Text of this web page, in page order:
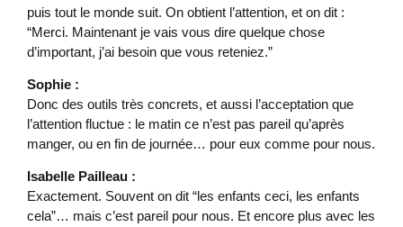
puis tout le monde suit. On obtient l’attention, et on dit :
“Merci. Maintenant je vais vous dire quelque chose
d’important, j’ai besoin que vous reteniez.”
Sophie :
Donc des outils très concrets, et aussi l’acceptation que
l’attention fluctue : le matin ce n’est pas pareil qu’après
manger, ou en fin de journée… pour eux comme pour nous.
Isabelle Pailleau :
Exactement. Souvent on dit “les enfants ceci, les enfants
cela”… mais c’est pareil pour nous. Et encore plus avec les